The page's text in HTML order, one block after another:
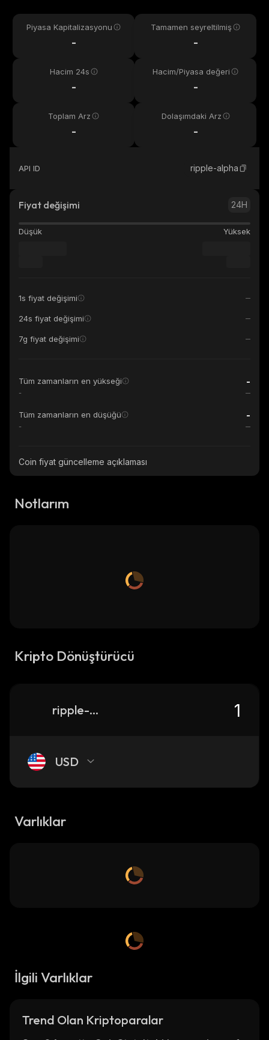
Piyasa Kapitalizasyonu
-
Tamamen seyreltilmiş
-
Hacim 24s
-
Hacim/Piyasa değeri
-
Toplam Arz
-
Dolaşımdaki Arz
-
API ID ripple-alpha
Fiyat değişimi 24H
Düşük Yüksek
1s fiyat değişimi
24s fiyat değişimi
7g fiyat değişimi
Tüm zamanların en yükseği -
-
Tüm zamanların en düşüğü -
-
Coin fiyat güncelleme açıklaması
Notlarım
Kripto Dönüştürücü
ripple-alpha
USD
Varlıklar
İlgili Varlıklar
Trend Olan Kriptoparalar